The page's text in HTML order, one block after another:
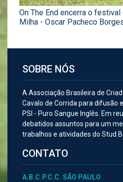
On The End encerra o
Milha - Oscar Pacheco
SOBRE NÓS
A Associação Brasileira de
Cavalo de Corrida para difusão
PSI - Puro Sangue Inglês. Em
debatidos assuntos para um
trabalhos e atividades do Stud
CONTATO
A.B.C.P.C.C. SÃO PAULO